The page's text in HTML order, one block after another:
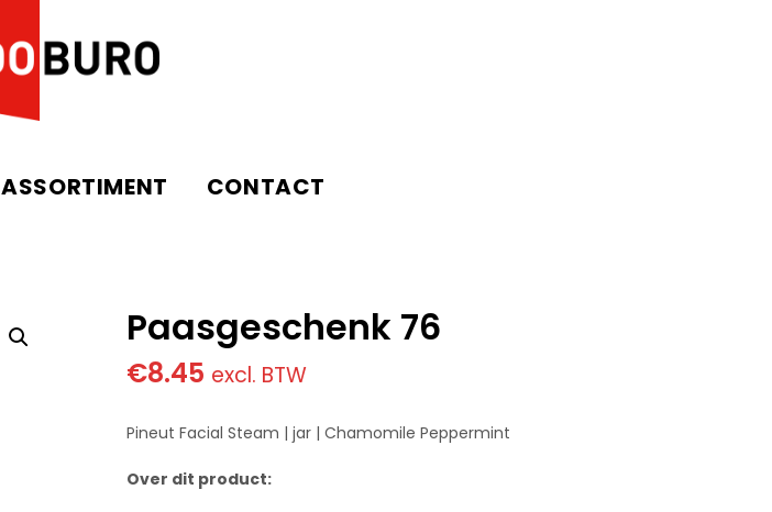
ASSORTIMENT CONTACT
Paasgeschenk 76
€8.45 excl. BTW
Pineut Facial Steam | jar | Chamomile Peppermint
Over dit product: